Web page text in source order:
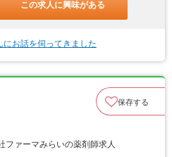
この求人に興味がある
にお話を伺ってきました
保存する
ァーマみらいの薬剤師求人